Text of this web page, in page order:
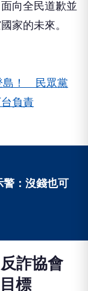
向全民道歉並
家的未來。
島！ 民眾黨
負責
：沒錢也可
詐協會
標